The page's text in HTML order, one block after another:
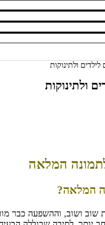
ולתינוקות
המלאה
המלאה?
שוב ושוב, וההשפעה כבר